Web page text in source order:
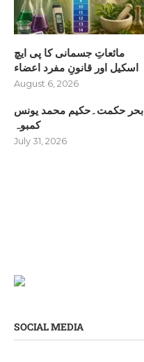
مائعاتِ جسمانی کا پی ایچ
اسکیل اور قانونِ مفرد اعضاء
August 6, 2026
بحر حکمت۔حکیم محمد یونس
کمبوہ
July 31, 2026
SOCIAL MEDIA